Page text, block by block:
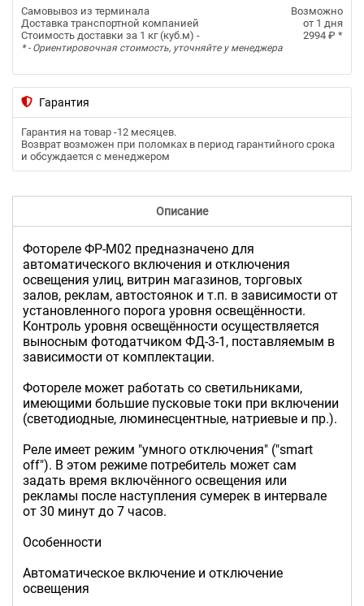
Самовывоз из терминала
Возможно
Доставка транспортной компанией
от 1 дня
Стоимость доставки за 1 кг (куб.м) -
2994 ₽ *
* - Ориентировочная стоимость, уточняйте у менеджера
Гарантия
Гарантия на товар -12 месяцев.
Возврат возможен при поломках в период гарантийного срока
и обсуждается с менеджером
Описание
Фотореле ФР-М02 предназначено для
автоматического включения и отключения
освещения улиц, витрин магазинов, торговых
залов, реклам, автостоянок и т.п. в зависимости от
установленного порога уровня освещённости.
Контроль уровня освещённости осуществляется
выносным фотодатчиком ФД-3-1, поставляемым в
зависимости от комплектации.
Фотореле может работать со светильниками,
имеющими большие пусковые токи при включении
(светодиодные, люминесцентные, натриевые и пр.).
Реле имеет режим "умного отключения" ("smart
off"). В этом режиме потребитель может сам
задать время включённого освещения или
рекламы после наступления сумерек в интервале
от 30 минут до 7 часов.
Особенности
Автоматическое включение и отключение
освещения